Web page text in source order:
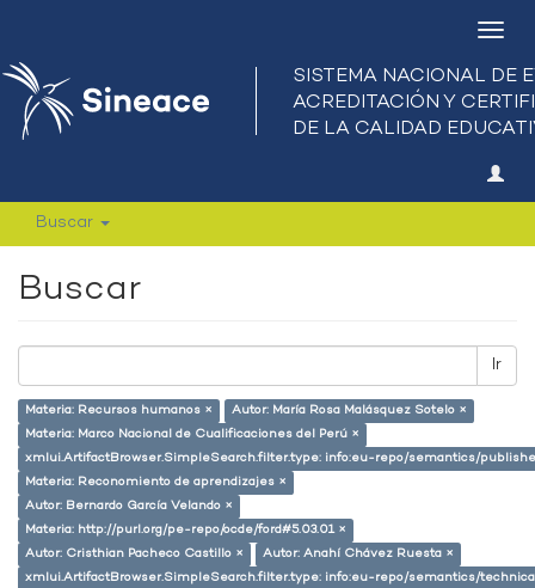
Buscar
Buscar
Ir
Materia: Recursos humanos ×
Autor: María Rosa Malásquez Sotelo ×
Materia: Marco Nacional de Cualificaciones del Perú ×
xmlui.ArtifactBrowser.SimpleSearch.filter.type: info:eu-repo/semantics/
Materia: Reconomiento de aprendizajes ×
Autor: Bernardo García Velando ×
Materia: http://purl.org/pe-repo/ocde/ford#5.03.01 ×
Autor: Cristhian Pacheco Castillo ×
Autor: Anahí Chávez Ruesta ×
xmlui.ArtifactBrowser.SimpleSearch.filter.type: info:eu-repo/semantics/